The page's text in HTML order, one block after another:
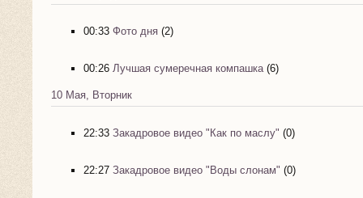
00:33 Фото дня (2)
00:26 Лучшая сумеречная компашка (6)
10 Мая, Вторник
22:33 Закадровое видео "Как по маслу" (0)
22:27 Закадровое видео "Воды слонам" (0)